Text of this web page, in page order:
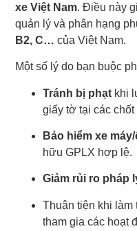
xe Việt Nam. Điều này
quản lý và phân hạng
B2, C… của Việt Nam.
Một số lý do bạn buộc
Tránh bị phạt khi
giấy tờ tại các chốt
Bảo hiểm xe
hữu GPLX hợp lệ.
Giảm rủi ro pháp
Thuận tiện khi làm
tham gia các hoạt